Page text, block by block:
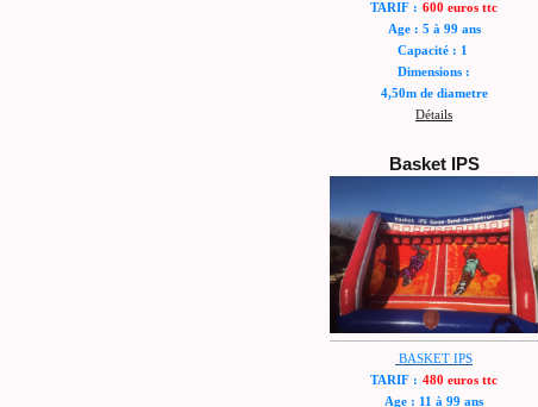
TARIF : 600 euros ttc
Age : 5 à 99 ans
Capacité : 1
Dimensions :
4,50m de diametre
Détails
Basket IPS
BASKET IPS
TARIF : 480 euros ttc
Age : 11 à 99 ans